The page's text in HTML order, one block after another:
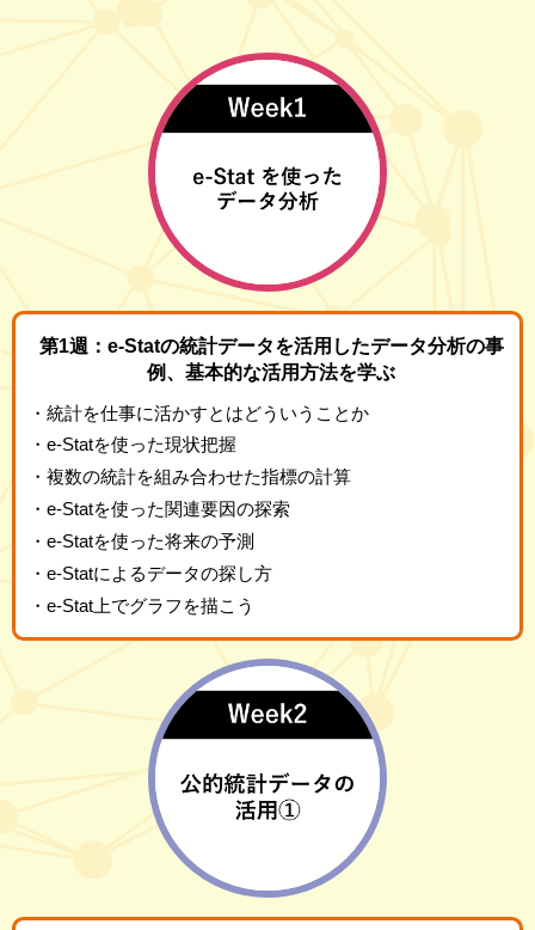
第1週：e-Statの統計データを活用したデータ分析の事
例、基本的な活用方法を学ぶ
・統計を仕事に活かすとはどういうことか
・e-Statを使った現状把握
・複数の統計を組み合わせた指標の計算
・e-Statを使った関連要因の探索
・e-Statを使った将来の予測
・e-Statによるデータの探し方
・e-Stat上でグラフを描こう